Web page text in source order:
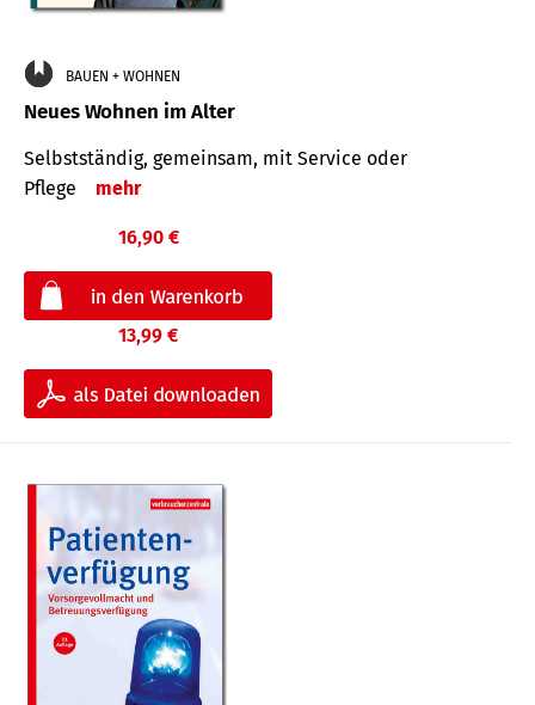
BAUEN + WOHNEN
Neues Wohnen im Alter
Selbstständig, gemeinsam, mit Service oder
Pflege
mehr
16,90 €
13,99 €